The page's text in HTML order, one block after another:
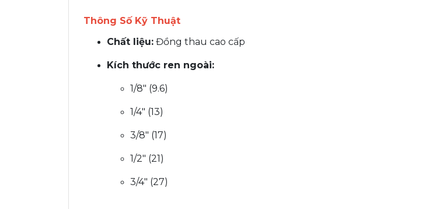
Thông Số Kỹ Thuật
Chất liệu: Đồng thau cao cấp
Kích thước ren ngoài:
1/8" (9.6)
1/4" (13)
3/8" (17)
1/2" (21)
3/4" (27)